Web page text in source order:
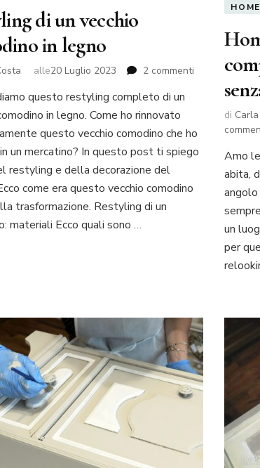
di un vecchio
in legno
alle20 Luglio 2023 2 commentisu
Restyling
vecchio
in
questo restyling completo di un
in legno. Come ho rinnovato
questo vecchio comodino che ho
un mercatino? In questo post ti spiego
restyling e della decorazione del
come era questo vecchio comodino
trasformazione. Restyling di un
materiali Ecco quali sono …
di
Amo
abita,
un
per